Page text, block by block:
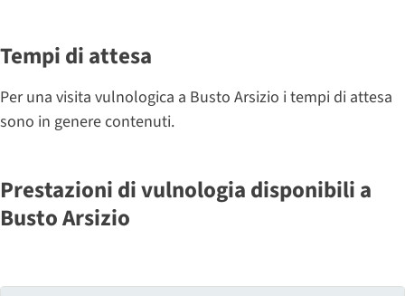
Tempi di attesa
Per una visita vulnologica a Busto Arsizio i tempi di attesa
sono in genere contenuti.
Prestazioni di vulnologia disponibili a
Busto Arsizio